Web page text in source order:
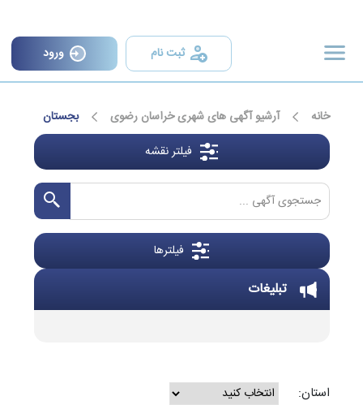
ثبت نام ورود
خانه آرشیو آگهی های شهری خراسان رضوی
بجستان
فیلتر نقشه
فیلترها
تبلیغات
استان: